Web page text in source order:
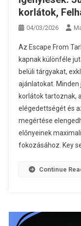
korlátok,
04/03/2026
Az Escape From
kapnak különféle
belüli tárgyakat,
ajánlatokat.
korlátok tartoznak,
elégedettségét és
megértése
előnyeinek
fokozásához. Key
Continue